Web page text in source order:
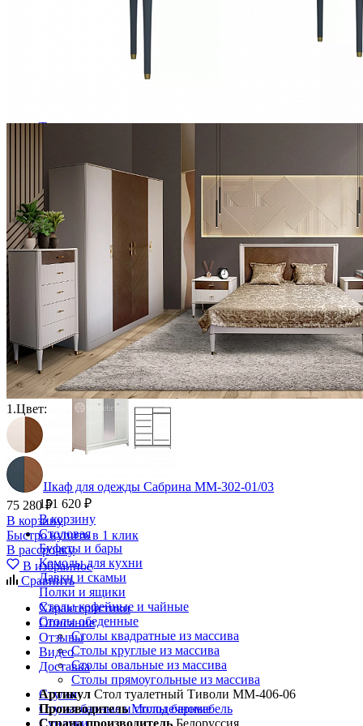
Кровати двуспальные
Кровати металлические
Кровати полутороспальные
Тахта
Шкафы для одежды
Антресоли на шкаф
Полки и ящики в шкаф для одежды
Шкаф 1-дверный для одежды и белья
Шкафы 2-х дверные для одежды и белья
Шкафы 3-х дверные для одежды и белья
Шкафы 4-х дверные для одежды и белья
Шкафы 5-ти дверные для одежды и белья
Шкафы 6-ти дверные для одежды и белья
Шкафы купе для одежды и белья
Шкафы угловые для одежды и белья
Ящики и короба
Шкаф для одежды Сабрина ММ-302-01/03
151 620 ₽
В корзину
Столовая
Буфеты и бары
Комоды для кухни
Лавки и скамьи
Полки и ящики
Столы кофейные и чайные
Столы обеденные
Столы квадратные из массива
Столы круглые из массива
Столы овальные из массива
Столы прямоугольные из массива
Стулья
Стулья барные и столы барные
1.Цвет:
75 280 ₽
В корзину
Быстро купить в 1 клик
В рассрочку
В избранное
Сравнить
Характеристики
Описание
Отзывы
Видео
Доставка
Артикул Стол туалетный Тиволи ММ-406-06
Производитель Молодечномебель